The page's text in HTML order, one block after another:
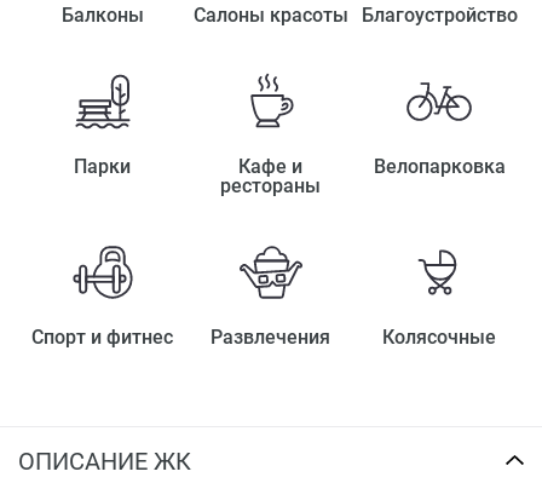
Балконы Салоны красоты Благоустройство
Парки
Кафе и
рестораны
Велопарковка
Спорт и фитнес Развлечения Колясочные
ОПИСАНИЕ ЖК